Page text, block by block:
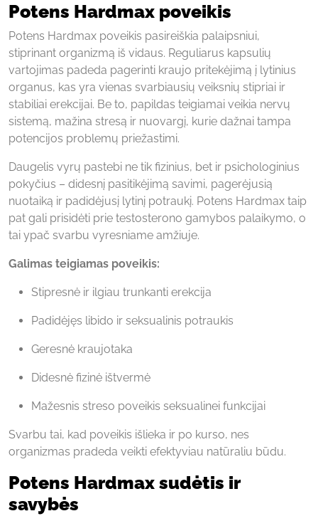
Potens Hardmax poveikis
Potens Hardmax poveikis pasireiškia palaipsniui,
stiprinant organizmą iš vidaus. Reguliarus kapsulių
vartojimas padeda pagerinti kraujo pritekėjimą į lytinius
organus, kas yra vienas svarbiausių veiksnių stipriai ir
stabiliai erekcijai. Be to, papildas teigiamai veikia nervų
sistemą, mažina stresą ir nuovargį, kurie dažnai tampa
potencijos problemų priežastimi.
Daugelis vyrų pastebi ne tik fizinius, bet ir psichologinius
pokyčius – didesnį pasitikėjimą savimi, pagerėjusią
nuotaiką ir padidėjusį lytinį potraukį. Potens Hardmax taip
pat gali prisidėti prie testosterono gamybos palaikymo, o
tai ypač svarbu vyresniame amžiuje.
Galimas teigiamas poveikis:
Stipresnė ir ilgiau trunkanti erekcija
Padidėjęs libido ir seksualinis potraukis
Geresnė kraujotaka
Didesnė fizinė ištvermė
Mažesnis streso poveikis seksualinei funkcijai
Svarbu tai, kad poveikis išlieka ir po kurso, nes
organizmas pradeda veikti efektyviau natūraliu būdu.
Potens Hardmax sudėtis ir
savybės